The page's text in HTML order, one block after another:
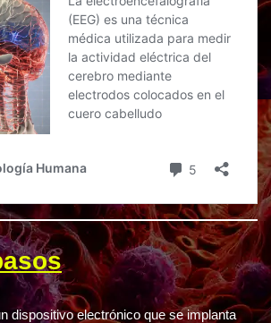
dispositivo electrónico que se implanta